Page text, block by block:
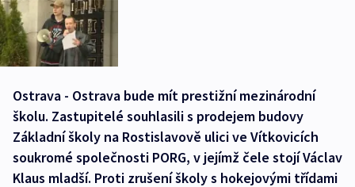
Ostrava - Ostrava bude mít prestižní mezinárodní
školu. Zastupitelé souhlasili s prodejem budovy
Základní školy na Rostislavově ulici ve Vítkovicích
soukromé společnosti PORG, v jejímž čele stojí Václav
Klaus mladší. Proti zrušení školy s hokejovými třídami